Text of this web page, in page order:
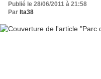
Publié le 28/06/2011 à 21:58
Par lta38